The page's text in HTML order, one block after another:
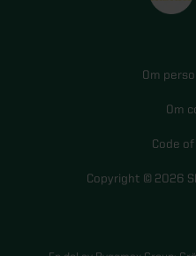
Om
Om
Code
Copyright © 2026